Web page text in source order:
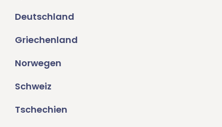
Deutschland
Griechenland
Norwegen
Schweiz
Tschechien